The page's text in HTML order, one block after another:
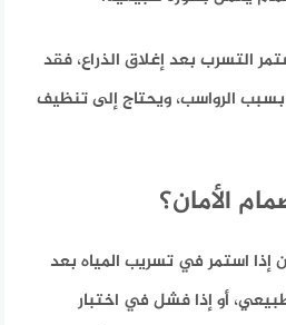
التسرب بعد إغلاق الذراع، فقد
بسبب الرواسب، ويحتاج إلى تنظيف
الأمان؟
إذا استمر في تسريب المياه بعد
أو إذا فشل في اختبار